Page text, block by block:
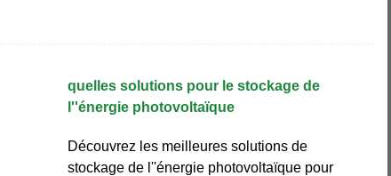
quelles solutions pour le stockage de
l''énergie photovoltaïque
Découvrez les meilleures solutions de
stockage de l''énergie photovoltaïque pour